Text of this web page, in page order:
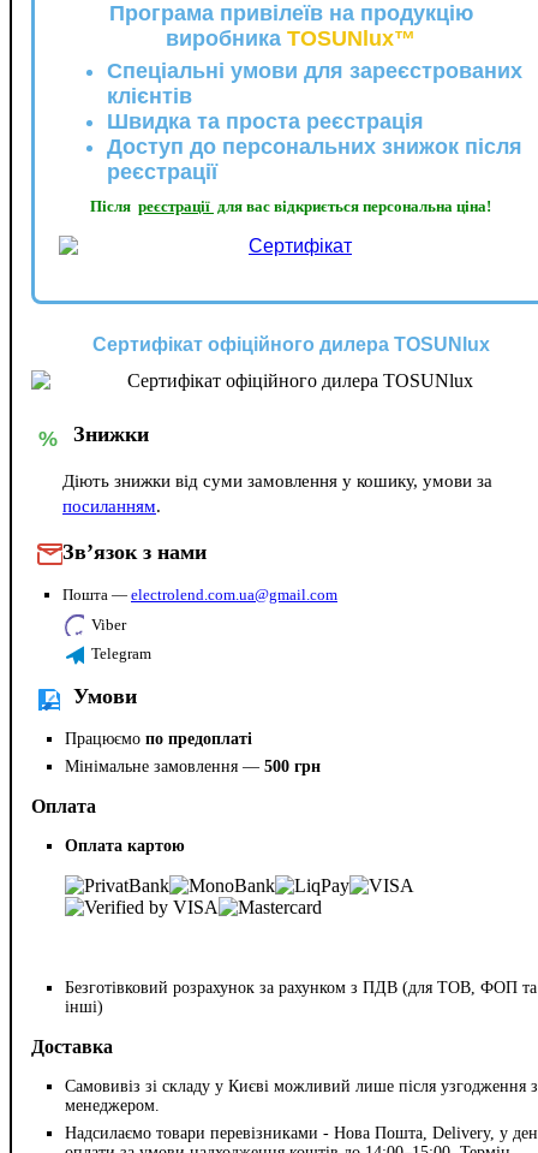
Програма привілеїв на продукцію
виробника TOSUNlux™
Спеціальні умови для зареєстрованих
клієнтів
Швидка та проста реєстрація
Доступ до персональних знижок після
реєстрації
Після реєстрації для вас відкриється персональна ціна!
Сертифікат офіційного дилера TOSUNlux
% Знижки
Діють знижки від суми замовлення у кошику, умови за
посиланням.
Зв’язок з нами
Пошта — electrolend.com.ua@gmail.com
Viber
Telegram
Умови
Працюємо по предоплаті
Мінімальне замовлення — 500 грн
Оплата
Оплата картою
Безготівковий розрахунок за рахунком з ПДВ (для ТОВ, ФОП та
інші)
Доставка
Самовивіз зі складу у Києві можливий лише після узгодження з
менеджером.
Надсилаємо товари перевізниками - Нова Пошта, Delivery, у